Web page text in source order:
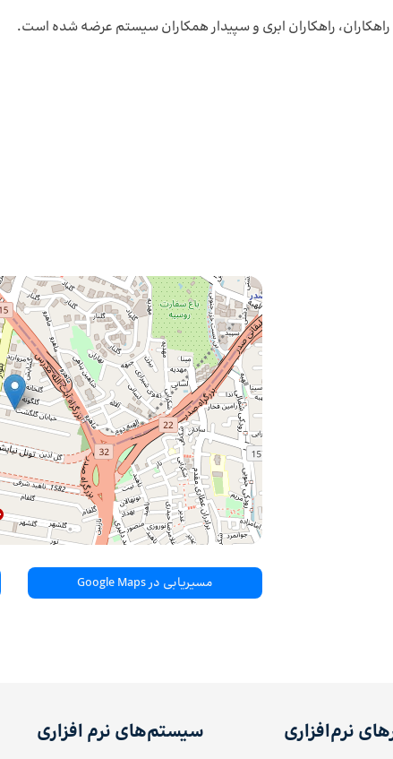
مسیریابی در Google Maps
نرم‌افزاری سیستم‌های نرم افزاری